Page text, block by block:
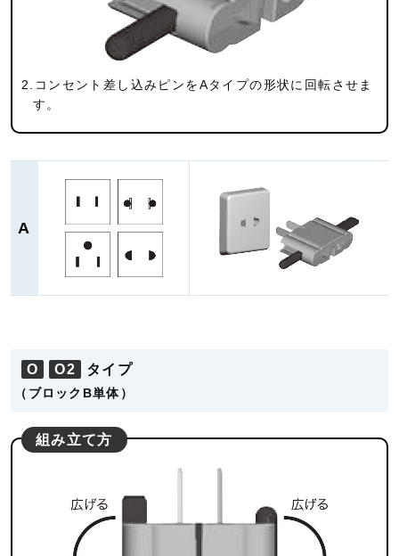
2.コンセント差し込みピンをAタイプの形状に回転させま
す。
A
O O2 タイプ
（ブロックB単体）
組み立て方